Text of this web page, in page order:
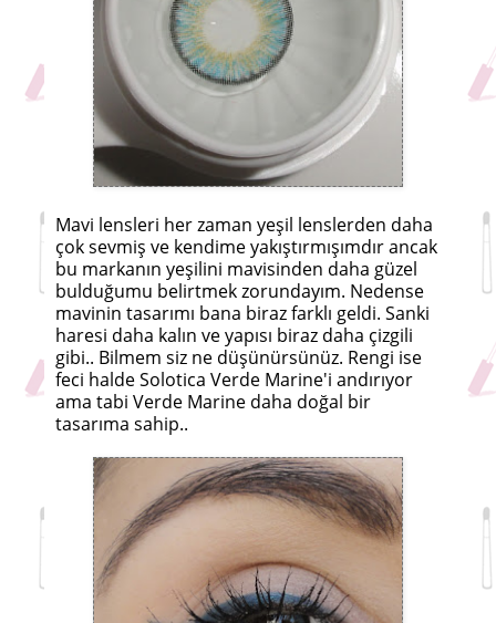
Mavi lensleri her zaman yeşil lenslerden daha
çok sevmiş ve kendime yakıştırmışımdır ancak
bu markanın yeşilini mavisinden daha güzel
bulduğumu belirtmek zorundayım. Nedense
mavinin tasarımı bana biraz farklı geldi. Sanki
haresi daha kalın ve yapısı biraz daha çizgili
gibi.. Bilmem siz ne düşünürsünüz. Rengi ise
feci halde Solotica Verde Marine'i andırıyor
ama tabi Verde Marine daha doğal bir
tasarıma sahip..